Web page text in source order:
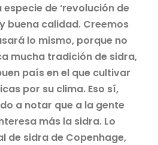
de ‘revolución de
buena calidad. Creemos
lo mismo, porque no
mucha tradición de sidra,
país en el que cultivar
por su clima. Eso sí,
a notar que a la gente
más la sidra. Lo
de sidra de Copenhage,